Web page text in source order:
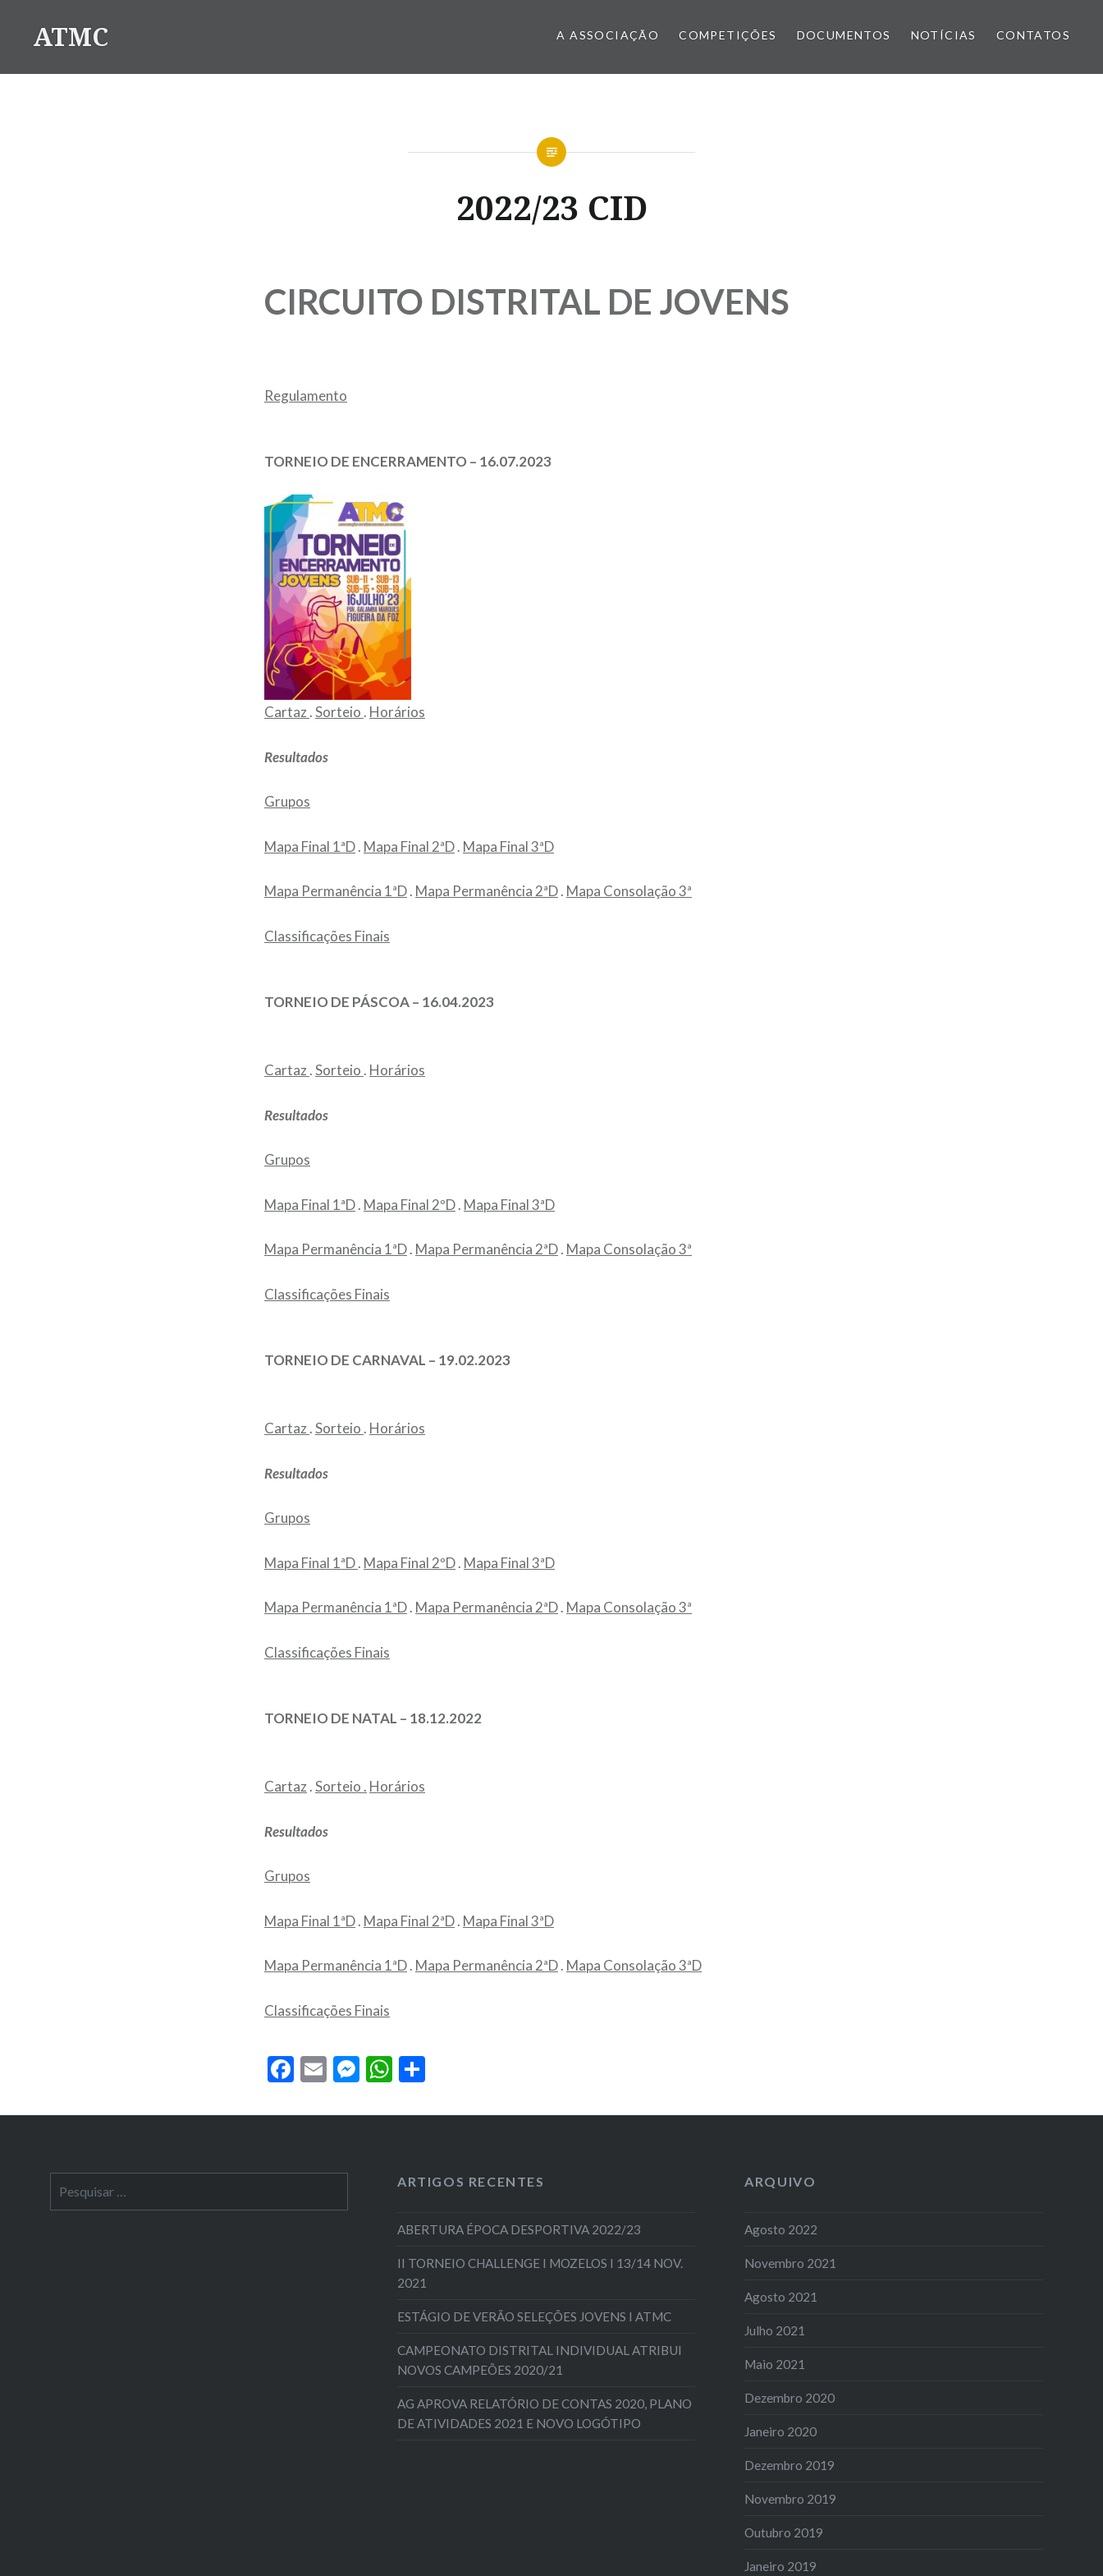
ATMC A ASSOCIAÇÃO COMPETIÇÕES DOCUMENTOS NOTÍCIAS CONTATOS
2022/23 CID
CIRCUITO DISTRITAL DE JOVENS
Regulamento
TORNEIO DE ENCERRAMENTO – 16.07.2023
Cartaz.Sorteio . Horários
Resultados
Grupos
Mapa Final 1ªD. Mapa Final 2ªD. Mapa Final 3ªD
Mapa Permanência 1ªD. Mapa Permanência 2ªD. Mapa Consolação 3ª
Classificações Finais
TORNEIO DE PÁSCOA – 16.04.2023
Cartaz.Sorteio . Horários
Resultados
Grupos
Mapa Final 1ªD. Mapa Final 2ºD. Mapa Final 3ªD
Mapa Permanência 1ªD. Mapa Permanência 2ªD. Mapa Consolação 3ª
Classificações Finais
TORNEIO DE CARNAVAL – 19.02.2023
Cartaz.Sorteio . Horários
Resultados
Grupos
Mapa Final 1ªD. Mapa Final 2ºD. Mapa Final 3ªD
Mapa Permanência 1ªD. Mapa Permanência 2ªD. Mapa Consolação 3ª
Classificações Finais
TORNEIO DE NATAL – 18.12.2022
Cartaz.Sorteio . Horários
Resultados
Grupos
Mapa Final 1ªD. Mapa Final 2ªD. Mapa Final 3ªD
Mapa Permanência 1ªD. Mapa Permanência 2ªD. Mapa Consolação 3ªD
Classificações Finais
Facebook
EmailMessenger
WhatsApp
ARTIGOS RECENTES
ABERTURA ÉPOCA DESPORTIVA 2022/23
II TORNEIO CHALLENGE I MOZELOS I 13/14 NOV.
2021
ESTÁGIO DE VERÃO SELEÇÕES JOVENS I ATMC
CAMPEONATO DISTRITAL INDIVIDUAL ATRIBUI
NOVOS CAMPEÕES 2020/21
AG APROVA RELATÓRIO DE CONTAS 2020, PLANO
DE ATIVIDADES 2021 E NOVO LOGÓTIPO
ARQUIVO
Agosto 2022
Novembro 2021
Agosto 2021
Julho 2021
Maio 2021
Dezembro 2020
Janeiro 2020
Dezembro 2019
Novembro 2019
Outubro 2019
Janeiro 2019